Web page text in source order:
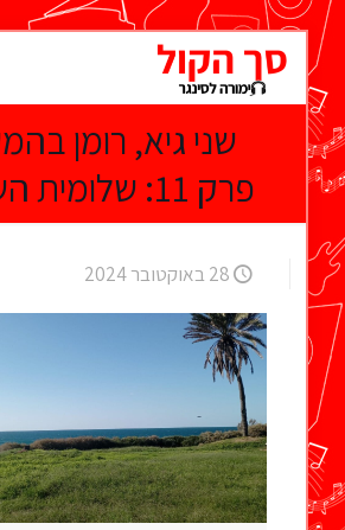
שני גיא, רומן
פרק 11: שלומית השקרנית
28 באוקטובר 2024